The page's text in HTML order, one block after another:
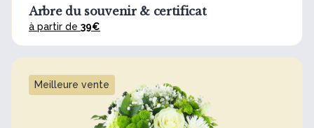
Arbre du souvenir & certificat
à partir de 39€
Meilleure vente